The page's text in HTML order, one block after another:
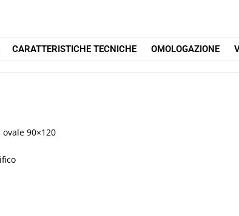
CARATTERISTICHE TECNICHE OMOLOGAZIONE
90×120